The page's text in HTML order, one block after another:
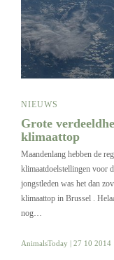
NIEUWS
Grote
klimaattop
Maandenlang hebben de
klimaatdoelstellingen voor
jongstleden was het dan
klimaattop in Brussel .
nog…
AnimalsToday | 27 10 2014